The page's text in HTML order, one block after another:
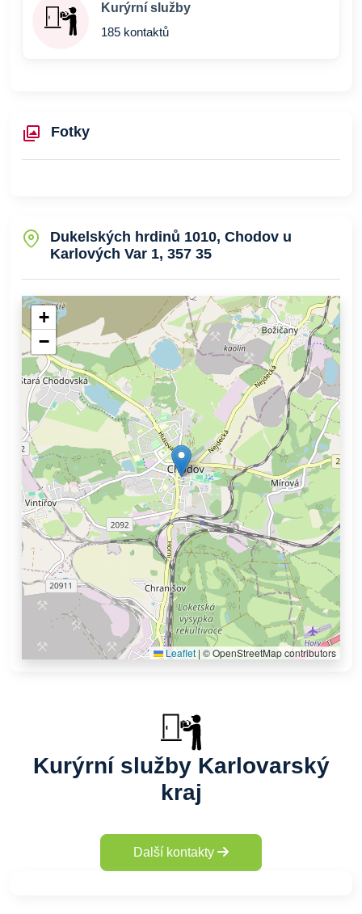
Kurýrní služby
185 kontaktů
Fotky
Dukelských hrdinů 1010, Chodov u
Karlových Var 1, 357 35
+
−
Leaflet | © OpenStreetMap contributors
Kurýrní služby Karlovarský
kraj
Další kontakty